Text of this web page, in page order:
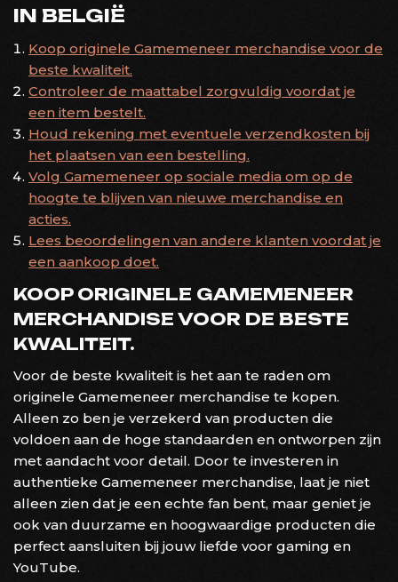
IN BELGIË
Koop originele Gamemeneer merchandise voor de
beste kwaliteit.
Controleer de maattabel zorgvuldig voordat je
een item bestelt.
Houd rekening met eventuele verzendkosten bij
het plaatsen van een bestelling.
Volg Gamemeneer op sociale media om op de
hoogte te blijven van nieuwe merchandise en
acties.
Lees beoordelingen van andere klanten voordat je
een aankoop doet.
KOOP ORIGINELE GAMEMENEER
MERCHANDISE VOOR DE BESTE
KWALITEIT.
Voor de beste kwaliteit is het aan te raden om
originele Gamemeneer merchandise te kopen.
Alleen zo ben je verzekerd van producten die
voldoen aan de hoge standaarden en ontworpen zijn
met aandacht voor detail. Door te investeren in
authentieke Gamemeneer merchandise, laat je niet
alleen zien dat je een echte fan bent, maar geniet je
ook van duurzame en hoogwaardige producten die
perfect aansluiten bij jouw liefde voor gaming en
YouTube.